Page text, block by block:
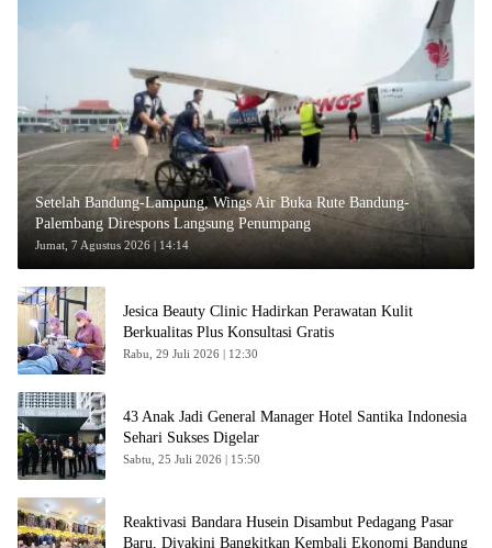
Setelah Bandung-Lampung, Wings Air Buka Rute Bandung-
Palembang Direspons Langsung Penumpang
Jumat, 7 Agustus 2026 | 14:14
Jesica Beauty Clinic Hadirkan Perawatan Kulit
Berkualitas Plus Konsultasi Gratis
Rabu, 29 Juli 2026 | 12:30
43 Anak Jadi General Manager Hotel Santika Indonesia
Sehari Sukses Digelar
Sabtu, 25 Juli 2026 | 15:50
Reaktivasi Bandara Husein Disambut Pedagang Pasar
Baru, Diyakini Bangkitkan Kembali Ekonomi Bandung